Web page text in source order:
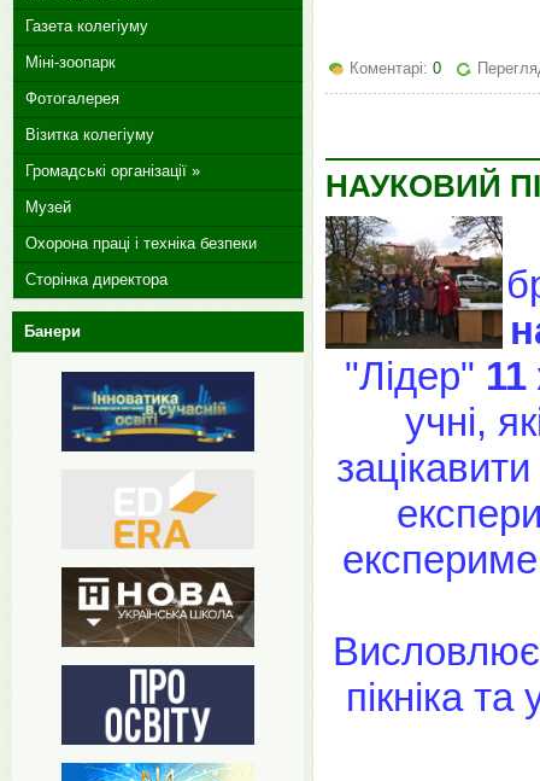
Коментарі: 0
НАУКОВИЙ
"Лідер"
учні,
пікніка
Газета колегіуму
Міні-зоопарк
Фотогалерея
Візитка колегіуму
Громадські організації »
Музей
Охорона праці і техніка безпеки
Сторінка директора
Банери